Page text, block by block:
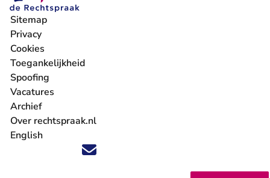
Volg ons op X (Twitter) - U verlaat Rechtspraak.nl
Volg ons op Facebook - U verlaat Rechtspraak.nl
Volg ons op Instagram - U verlaat Rechtspraak.nl
Volg ons op Youtube - U verlaat Rechtspraak.nl
Volg ons op LinkedIn - U verlaat
'Blijf op de hoogte' nieuwsbrief - U verlaat
Sitemap
Privacy
Cookies
Toegankelijkheid
Spoofing
Vacatures
- U verlaat Rechtspraak.nl
Archief
Over rechtspraak.nl
English